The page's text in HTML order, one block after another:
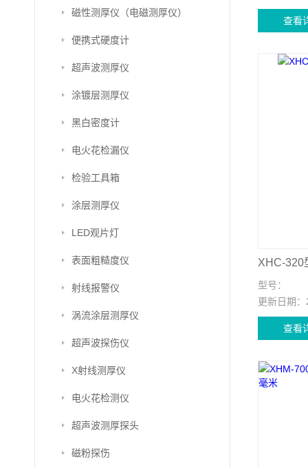
磁性测厚仪（电磁测厚仪）
便携式硬度计
超声波测厚仪
涂镀层测厚仪
黑白密度计
电火花检漏仪
检验工具箱
涂层测厚仪
LED观片灯
表面粗糙度仪
射线报警仪
涡流涂层测厚仪
超声波探伤仪
X射线测厚仪
电火花检测仪
超声波测厚探头
磁粉探伤
查看
XHC-320
型号：
更新日期：
查看